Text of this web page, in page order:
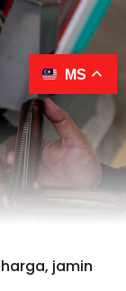
jamin
MS